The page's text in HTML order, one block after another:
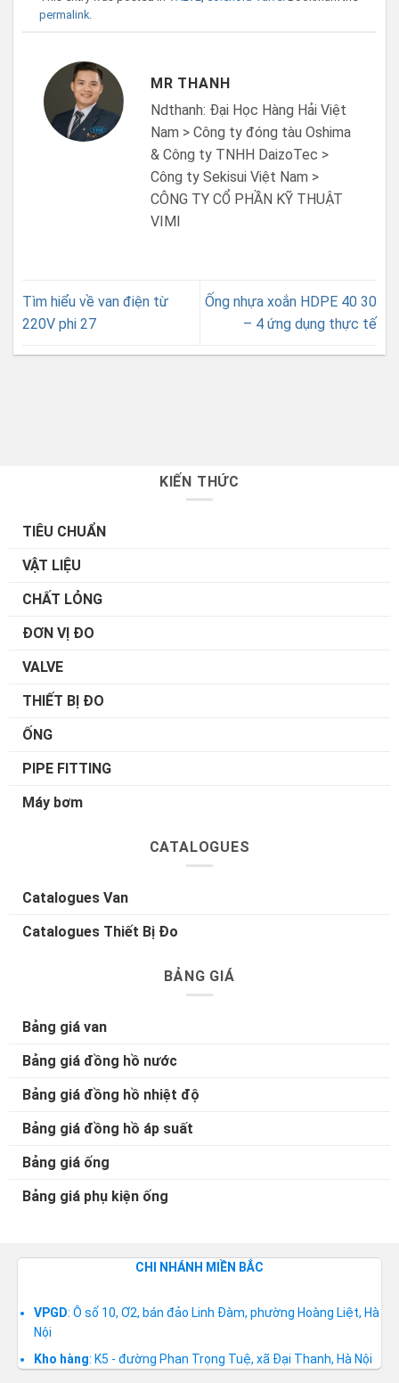
permalink.
MR THANH
Ndthanh: Đại Học Hàng Hải Việt
Nam > Công ty đóng tàu Oshima
& Công ty TNHH DaizoTec >
Công ty Sekisui Việt Nam >
CÔNG TY CỔ PHẦN KỸ THUẬT
VIMI
Tìm hiểu về van điện từ
220V phi 27
Ống nhựa xoắn HDPE 40 30
– 4 ứng dụng thực tế
KIẾN THỨC
TIÊU CHUẨN
VẬT LIỆU
CHẤT LỎNG
ĐƠN VỊ ĐO
VALVE
THIẾT BỊ ĐO
ỐNG
PIPE FITTING
Máy bơm
CATALOGUES
Catalogues Van
Catalogues Thiết Bị Đo
BẢNG GIÁ
Bảng giá van
Bảng giá đồng hồ nước
Bảng giá đồng hồ nhiệt độ
Bảng giá đồng hồ áp suất
Bảng giá ống
Bảng giá phụ kiện ống
CHI NHÁNH MIỀN BẮC
VPGD: Ô số 10, Ơ2, bán đảo Linh Đàm, phường Hoàng Liệt, Hà
Nội
Kho hàng: K5 - đường Phan Trọng Tuệ, xã Đại Thanh, Hà Nội